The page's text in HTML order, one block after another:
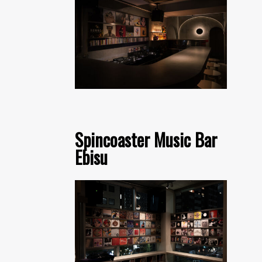
Spincoaster Music Bar
Ebisu